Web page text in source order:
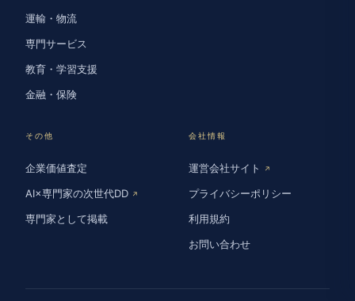
運輸・物流
専門サービス
教育・学習支援
金融・保険
その他
企業価値査定
AI×専門家の次世代DD ↗
専門家として掲載
会社情報
運営会社サイト ↗
プライバシーポリシー
利用規約
お問い合わせ